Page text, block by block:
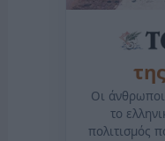
Οι
το
πολιτισμός